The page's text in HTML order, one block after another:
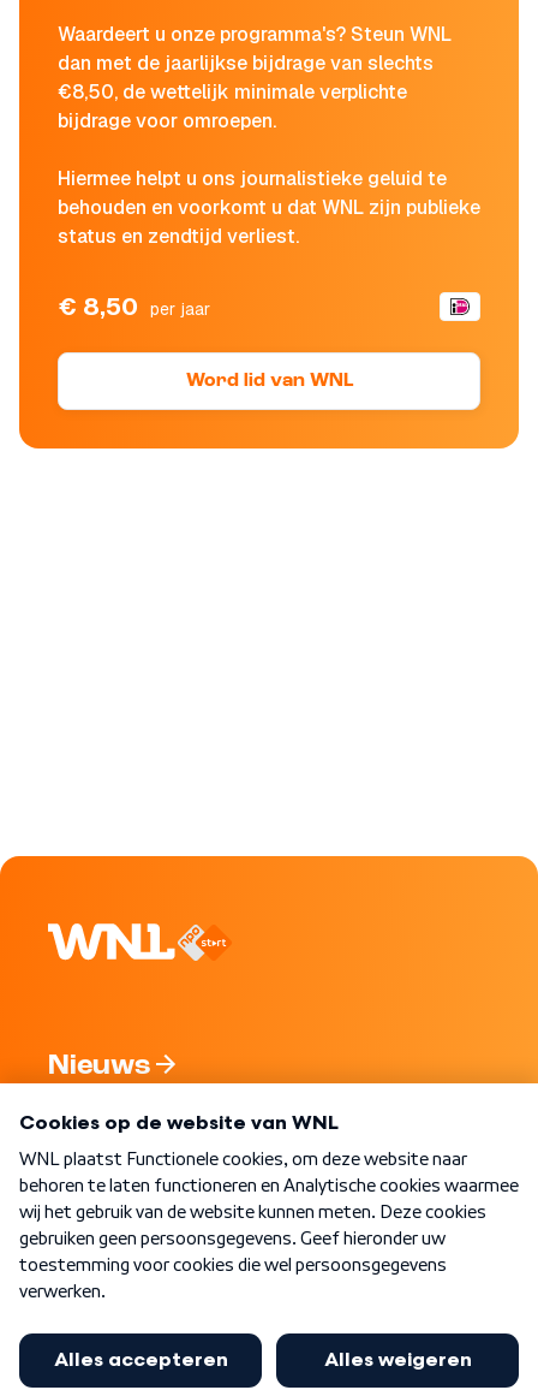
Waardeert u onze programma's? Steun WNL
dan met de jaarlijkse bijdrage van slechts
€8,50, de wettelijk minimale verplichte
bijdrage voor omroepen.
Hiermee helpt u ons journalistieke geluid te
behouden en voorkomt u dat WNL zijn publieke
status en zendtijd verliest.
€ 8,50 per jaar
Word lid van WNL
Nieuws
Nieuwsbrief
Word Lid